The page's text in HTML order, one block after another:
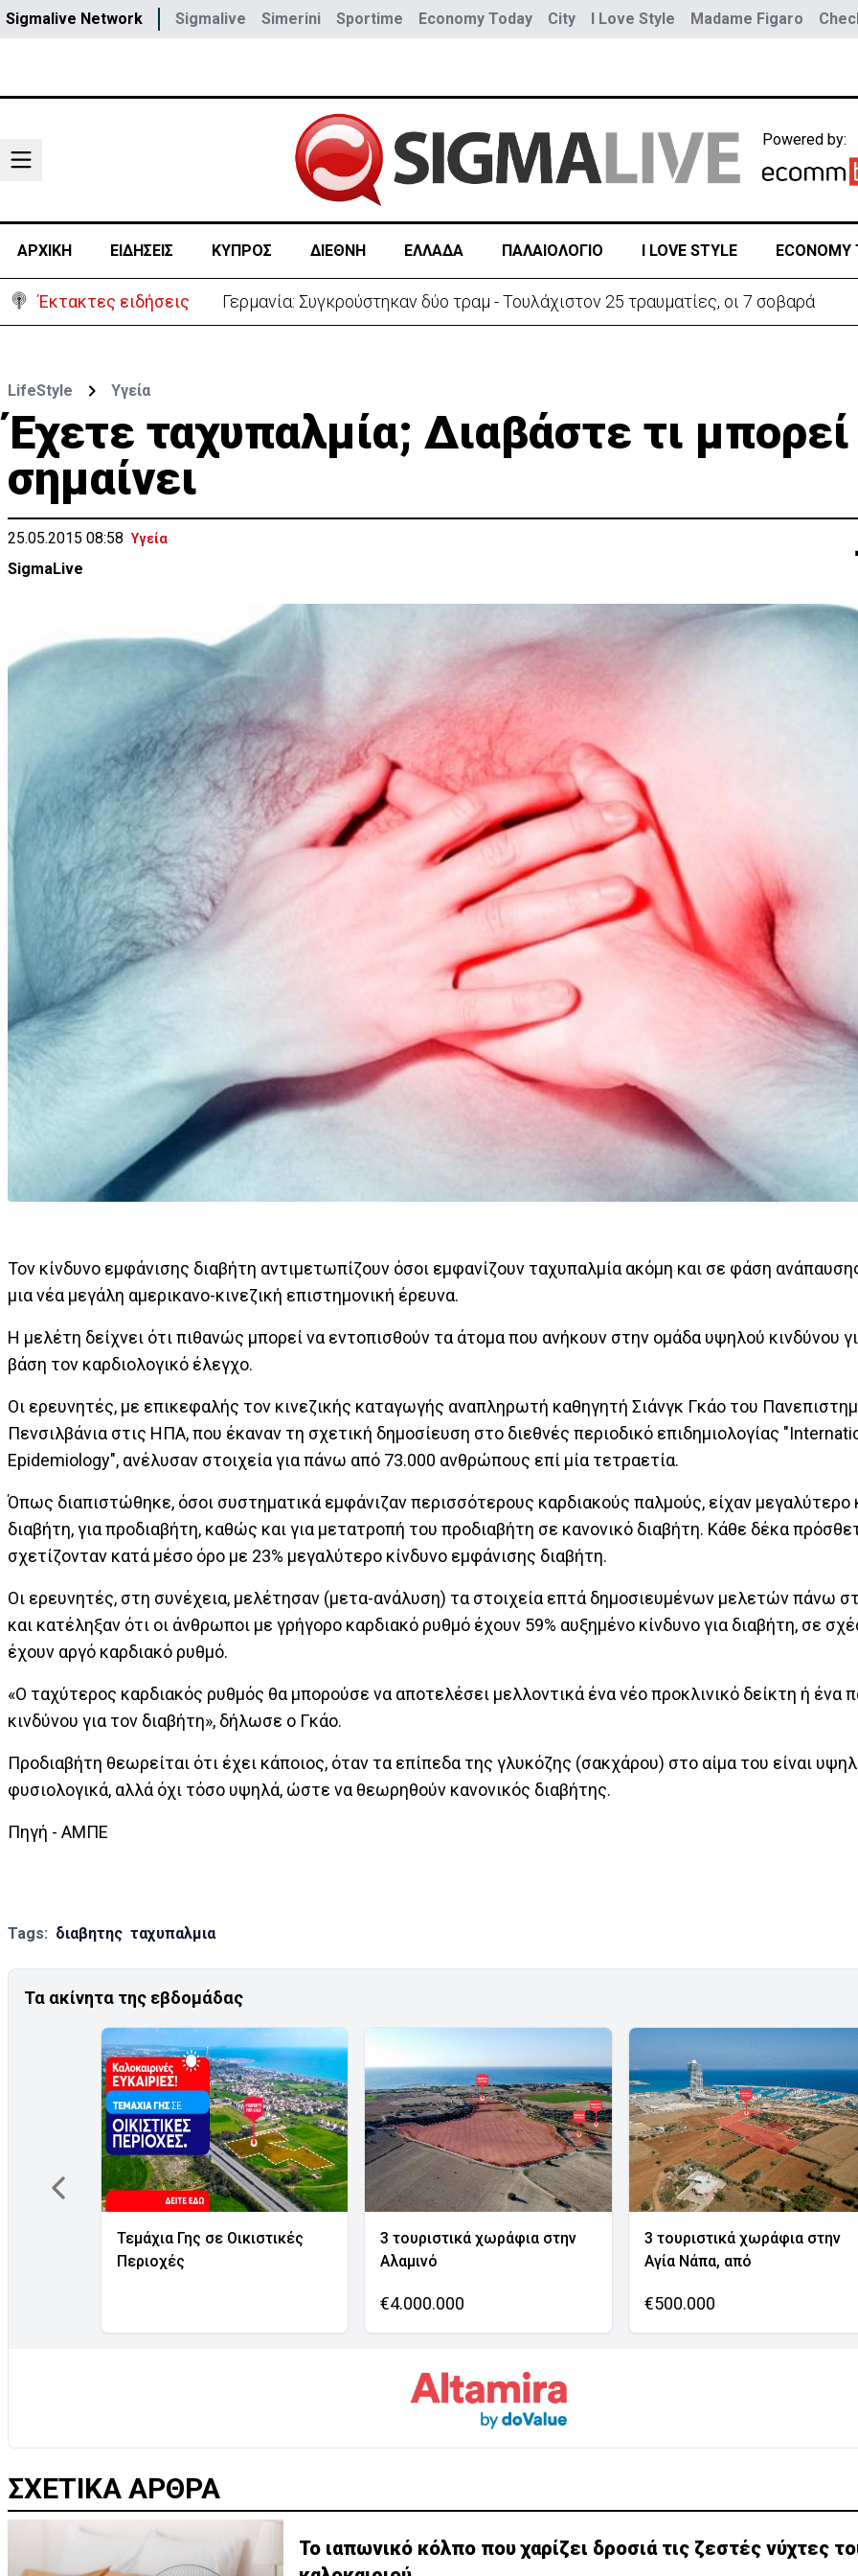
Sigmalive Network Sigmalive Simerini Sportime Economy Today City I Love Style Madame Figaro
Powered by:
ΑΡΧΙΚΗ ΕΙΔΗΣΕΙΣ ΚΥΠΡΟΣ ΔΙΕΘΝΗ ΕΛΛΑΔΑ ΠΑΛΑΙΟΛΟΓΙΟ I LOVE STYLE ECONOMY
Έκτακτες ειδήσεις Αυτά είναι τα νέα Διοικητικά Συμβούλια των Ημικρατικών Οργανισμών
LifeStyle Υγεία
Έχετε ταχυπαλμία; Διαβάστε τι
σημαίνει
25.05.2015 08:58 Υγεία
SigmaLive
Τον κίνδυνο εμφάνισης διαβήτη αντιμετωπίζουν όσοι εμφανίζουν ταχυπαλμία ακόμη και σε φάση
μια νέα μεγάλη αμερικανο-κινεζική επιστημονική έρευνα.
Η μελέτη δείχνει ότι πιθανώς μπορεί να εντοπισθούν τα άτομα που ανήκουν στην ομάδα υψηλού κινδύνου
βάση τον καρδιολογικό έλεγχο.
Οι ερευνητές, με επικεφαλής τον κινεζικής καταγωγής αναπληρωτή καθηγητή Σιάνγκ Γκάο του
Πενσιλβάνια στις ΗΠΑ, που έκαναν τη σχετική δημοσίευση στο διεθνές περιοδικό επιδημιολογίας
Epidemiology", ανέλυσαν στοιχεία για πάνω από 73.000 ανθρώπους επί μία τετραετία.
Όπως διαπιστώθηκε, όσοι συστηματικά εμφάνιζαν περισσότερους καρδιακούς παλμούς, είχαν μεγαλύτερο
διαβήτη, για προδιαβήτη, καθώς και για μετατροπή του προδιαβήτη σε κανονικό διαβήτη. Κάθε δέκα
σχετίζονταν κατά μέσο όρο με 23% μεγαλύτερο κίνδυνο εμφάνισης διαβήτη.
Οι ερευνητές, στη συνέχεια, μελέτησαν (μετα-ανάλυση) τα στοιχεία επτά δημοσιευμένων μελετών πάνω
και κατέληξαν ότι οι άνθρωποι με γρήγορο καρδιακό ρυθμό έχουν 59% αυξημένο κίνδυνο για διαβήτη, σε
έχουν αργό καρδιακό ρυθμό.
«Ο ταχύτερος καρδιακός ρυθμός θα μπορούσε να αποτελέσει μελλοντικά ένα νέο προκλινικό δείκτη ή ένα
κινδύνου για τον διαβήτη», δήλωσε ο Γκάο.
Προδιαβήτη θεωρείται ότι έχει κάποιος, όταν τα επίπεδα της γλυκόζης (σακχάρου) στο αίμα του είναι
φυσιολογικά, αλλά όχι τόσο υψηλά, ώστε να θεωρηθούν κανονικός διαβήτης.
Πηγή - ΑΜΠΕ
Tags: διαβητης ταχυπαλμια
Τα ακίνητα της εβδομάδας
Τεμάχια Γης σε Οικιστικές
Περιοχές
3 τουριστικά χωράφια στην
Αλαμινό
€4.000.000
3 τουριστικά χωράφια στην
Αγία Νάπα, από
€500.000
ΣΧΕΤΙΚΑ ΑΡΘΡΑ
Το ιαπωνικό κόλπο που χαρίζει δροσιά τις ζεστές νύχτες